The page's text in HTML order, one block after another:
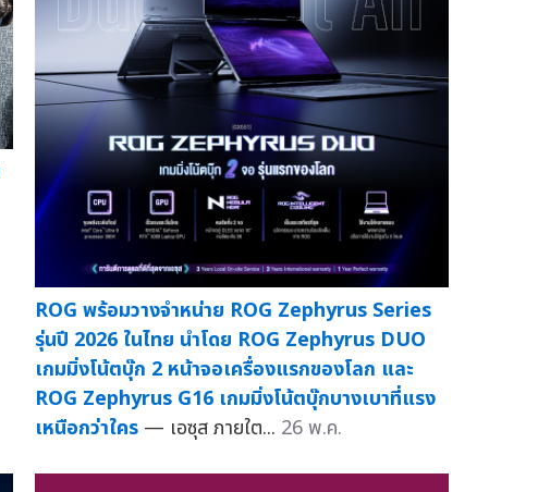
ROG พร้อมวางจำหน่าย ROG Zephyrus Series
รุ่นปี 2026 ในไทย นำโดย ROG Zephyrus DUO
เกมมิ่งโน้ตบุ๊ก 2 หน้าจอเครื่องแรกของโลก และ
ROG Zephyrus G16 เกมมิ่งโน้ตบุ๊กบางเบาที่แรง
เหนือกว่าใคร — เอซุส ภายใต... 26 พ.ค.